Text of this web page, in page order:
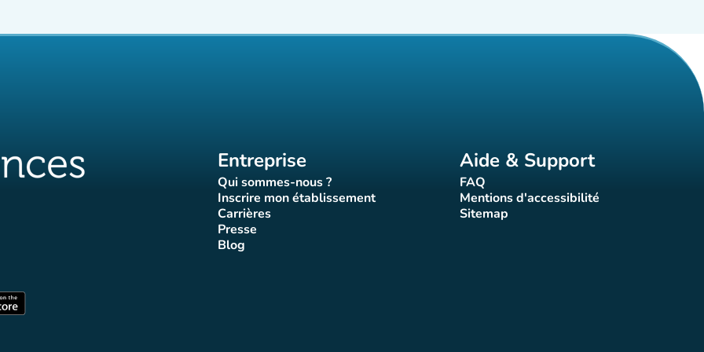
onglet)
Entreprise
Qui sommes-nous ?
(nouvel onglet)
Inscrire mon établissement
(nouvel onglet)
Carrières(nouvel onglet)
Presse(nouvel onglet)
Blog(nouvel onglet)
Aide & Support
FAQ(nouvel onglet)
Mentions d'accessibilité
(nouvel onglet)
Sitemap(nouvel onglet)